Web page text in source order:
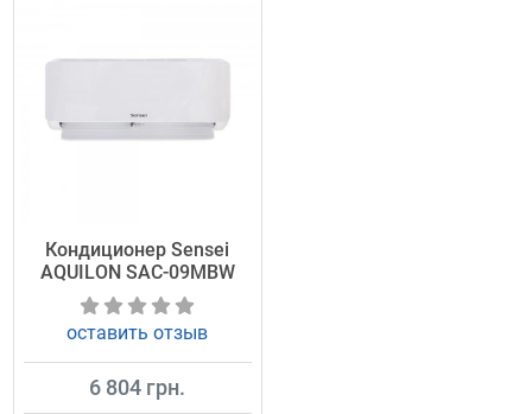
Кондиционер Sensei
AQUILON SAC-09MBW
оставить отзыв
6 804 грн.